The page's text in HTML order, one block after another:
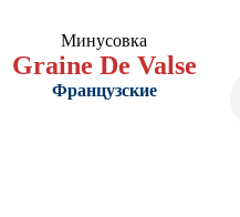
Минусовка
Graine De Valse
Французские